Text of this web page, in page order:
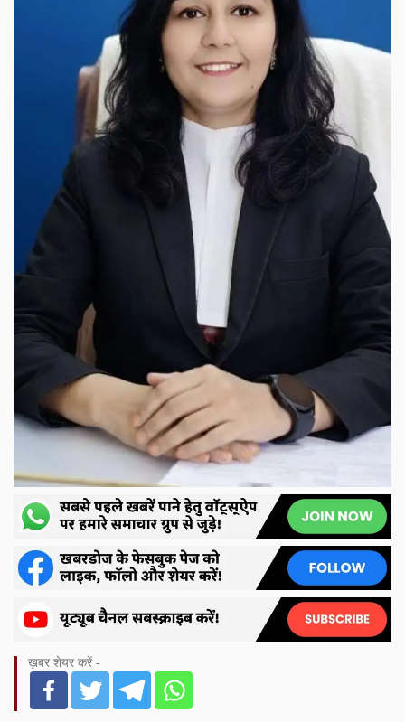
ख़बर शेयर करें -